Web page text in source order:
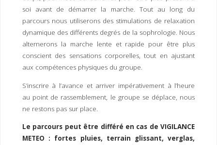
soi avant de démarrer la marche. Tout au long du
parcours nous utiliserons des stimulations de relaxation
dynamique des différents degrés de la sophrologie. Nous
alternerons la marche lente et rapide pour être plus
conscient des sensations corporelles, tout en ajustant
aux compétences physiques du groupe.
S’inscrire à l’avance et arriver impérativement à l’heure
au point de rassemblement, le groupe se déplace, nous
ne restons pas sur place.
Le parcours peut être différé en cas de VIGILANCE
METEO : fortes pluies, terrain glissant, verglas,